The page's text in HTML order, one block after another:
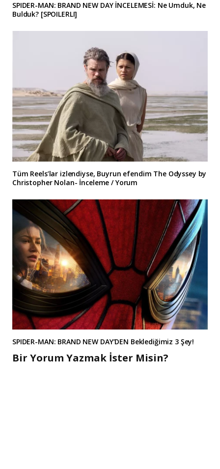
SPIDER-MAN: BRAND NEW DAY İNCELEMESİ: Ne Umduk, Ne
Bulduk? [SPOILERLI]
Tüm Reels’lar izlendiyse, Buyrun efendim The Odyssey by
Christopher Nolan- İnceleme / Yorum
SPIDER-MAN: BRAND NEW DAY’DEN Beklediğimiz 3 Şey!
Bir Yorum Yazmak İster Misin?